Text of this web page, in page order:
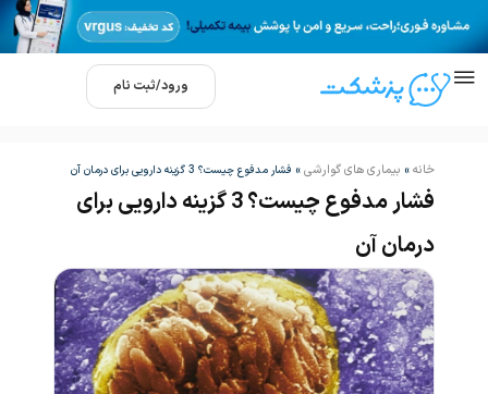
ورود/ثبت نام
خانه » بیماری های گوارشی » فشار مدفوع چیست؟ 3 گزینه دارویی برای درمان آن
فشار مدفوع چیست؟ 3 گزینه دارویی برای
درمان آن